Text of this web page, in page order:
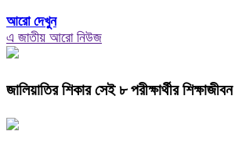
আরো দেখুন
এ জাতীয় আরো নিউজ
জালিয়াতির শিকার সেই ৮ পরীক্ষার্থীর